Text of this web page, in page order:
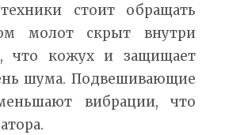
стоит обращать
молот скрыт внутри
что кожух и защищает
шума. Подвешивающие
вибрации, что